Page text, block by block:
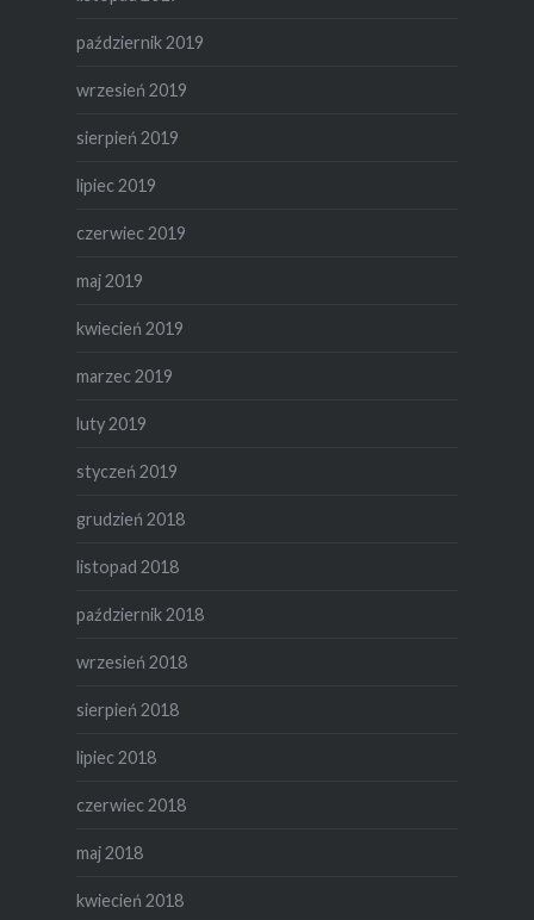
październik 2019
wrzesień 2019
sierpień 2019
lipiec 2019
czerwiec 2019
maj 2019
kwiecień 2019
marzec 2019
luty 2019
styczeń 2019
grudzień 2018
listopad 2018
październik 2018
wrzesień 2018
sierpień 2018
lipiec 2018
czerwiec 2018
maj 2018
kwiecień 2018